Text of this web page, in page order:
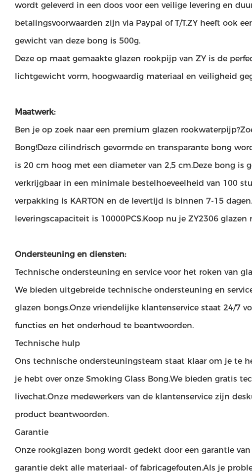
wordt geleverd in een doos voor een veilige levering en
betalingsvoorwaarden zijn via Paypal of T/T.ZY heeft ook
gewicht van deze bong is 500g.
Deze op maat gemaakte glazen rookpijp van ZY is de
lichtgewicht vorm, hoogwaardig materiaal en veiligheid
Maatwerk:
Ben je op zoek naar een premium glazen
Bong!Deze cilindrisch gevormde en transparante bong
is 20 cm hoog met een diameter van 2,5 cm.Deze bong is
verkrijgbaar in een minimale bestelhoeveelheid van 100
verpakking is KARTON en de levertijd is binnen 7-15
leveringscapaciteit is 10000PCS.Koop nu je ZY2306 glazen
Ondersteuning en diensten:
Technische ondersteuning en service voor het roken van
We bieden uitgebreide technische ondersteuning en
glazen bongs.Onze vriendelijke klantenservice staat 24/7
functies en het onderhoud te beantwoorden.
Technische hulp
Ons technische ondersteuningsteam staat klaar om je te
je hebt over onze Smoking Glass Bong.We bieden gratis
livechat.Onze medewerkers van de klantenservice zijn
product beantwoorden.
Garantie
Onze rookglazen bong wordt gedekt door een garantie
garantie dekt alle materiaal- of fabricagefouten.Als je